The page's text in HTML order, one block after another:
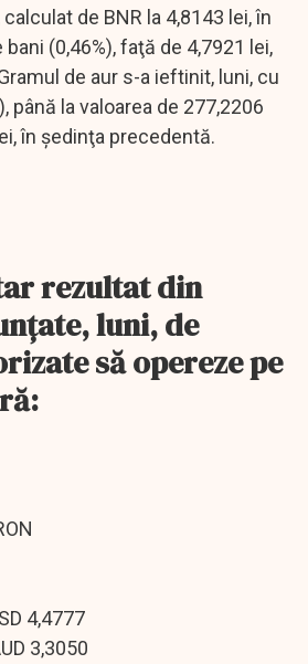
de BNR la 4,8143 lei, în
(0,46%), faţă de 4,7921 lei,
de aur s-a ieftinit, luni, cu
până la valoarea de 277,2206
în şedinţa precedentă.
rezultat din
luni, de
să opereze pe
4,4777
3,3050